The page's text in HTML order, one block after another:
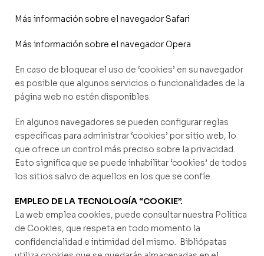
Más información sobre el navegador Safari
Más información sobre el navegador Opera
En caso de bloquear el uso de ‘cookies’ en su navegador
es posible que algunos servicios o funcionalidades de la
página web no estén disponibles.
En algunos navegadores se pueden configurar reglas
específicas para administrar ‘cookies’ por sitio web, lo
que ofrece un control más preciso sobre la privacidad.
Esto significa que se puede inhabilitar ‘cookies’ de todos
los sitios salvo de aquellos en los que se confíe.
EMPLEO DE LA TECNOLOGÍA “COOKIE”.
La web emplea cookies, puede consultar nuestra Política
de Cookies, que respeta en todo momento la
confidencialidad e intimidad del mismo. Bibliópatas